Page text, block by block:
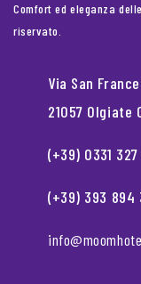
Comfort ed eleganza
riservato.
Via San
21057 Olgiate
(+39) 0331
(+39) 393 894